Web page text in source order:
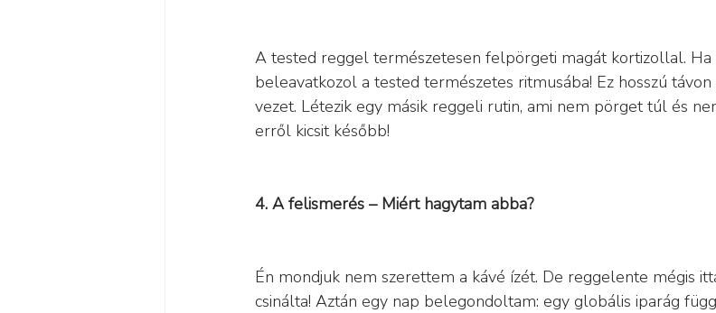
A tested reggel természetesen felpörgeti magát kortizollal. Ha
beleavatkozol a tested természetes ritmusába! Ez hosszú
vezet. Létezik egy másik reggeli rutin, ami nem pörget túl és
erről kicsit később!
4. A felismerés – Miért hagytam abba?
Én mondjuk nem szerettem a kávé ízét. De reggelente mégis
csinálta! Aztán egy nap belegondoltam: egy globális iparág